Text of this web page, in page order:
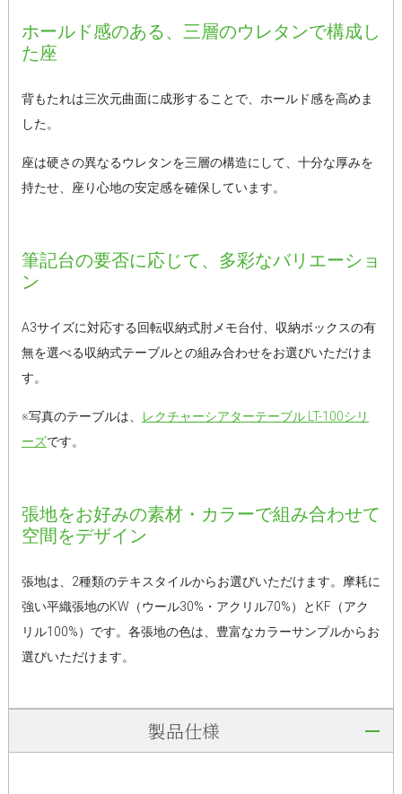
ホールド感のある、三層のウレタンで構成し
た座
背もたれは三次元曲面に成形することで、ホールド感を高めま
した。
座は硬さの異なるウレタンを三層の構造にして、十分な厚みを
持たせ、座り心地の安定感を確保しています。
筆記台の要否に応じて、多彩なバリエーショ
ン
A3サイズに対応する回転収納式肘メモ台付、収納ボックスの有
無を選べる収納式テーブルとの組み合わせをお選びいただけま
す。
※写真のテーブルは、
レクチャーシアターテーブル LT-100シリ
ーズです。
張地をお好みの素材・カラーで組み合わせて
空間をデザイン
張地は、2種類のテキスタイルからお選びいただけます。摩耗に
強い平織張地のKW（ウール30%・アクリル70%）とKF（アク
リル100%）です。各張地の色は、豊富なカラーサンプルからお
選びいただけます。
製品仕様